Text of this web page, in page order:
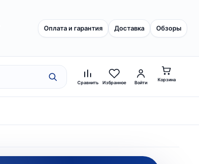
Оплата и гарантия Доставка Обзоры
Сравнить Избранное Войти
Корзина